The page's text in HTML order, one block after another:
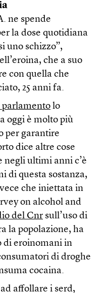
ne spende
la dose quotidiana
uno schizzo”,
che a suo
con quella che
25 anni fa.
parlamento lo
oggi è molto più
per garantire
dice altre cose
negli ultimi anni c’è
di questa sostanza,
che iniettata in
on alcohol and
del Cnr sull’uso di
la popolazione, ha
di eroinomani in
di droghe
cocaina.
affollare i serd,